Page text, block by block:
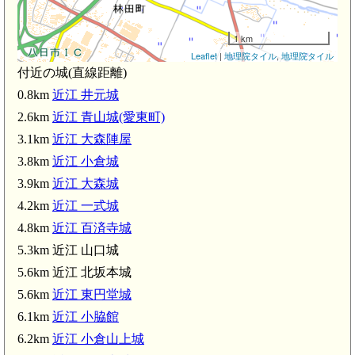
大森陣屋(3.1km)
近江 大森城(3.9km)
1 km
Leaflet | 地理院タイル, 地理院タイル
付近の城(直線距離)
0.8km 近江 井元城
2.6km 近江 青山城(愛東町)
3.1km 近江 大森陣屋
3.8km 近江 小倉城
3.9km 近江 大森城
4.2km 近江 一式城
4.8km 近江 百済寺城
5.3km 近江 山口城
5.6km 近江 北坂本城
5.6km 近江 東円堂城
6.1km 近江 小脇館
6.2km 近江 小倉山上城